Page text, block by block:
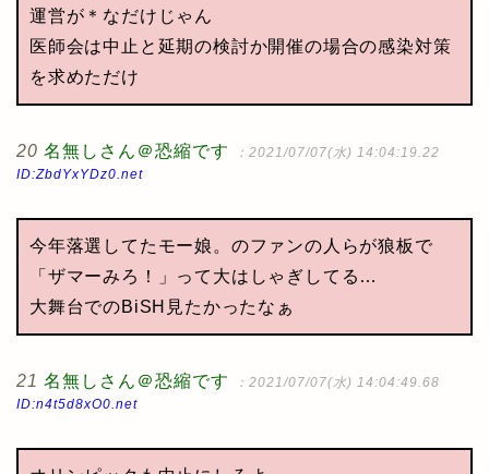
運営が＊なだけじゃん
医師会は中止と延期の検討か開催の場合の感染対策
を求めただけ
20 名無しさん＠恐縮です
：2021/07/07(水) 14:04:19.22
ID:ZbdYxYDz0.net
今年落選してたモー娘。のファンの人らが狼板で
「ザマーみろ！」って大はしゃぎしてる…
大舞台でのBiSH見たかったなぁ
21 名無しさん＠恐縮です
：2021/07/07(水) 14:04:49.68
ID:n4t5d8xO0.net